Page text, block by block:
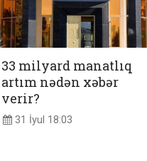
33 milyard manatlıq
artım nədən xəbər
verir?
31 İyul 18:03